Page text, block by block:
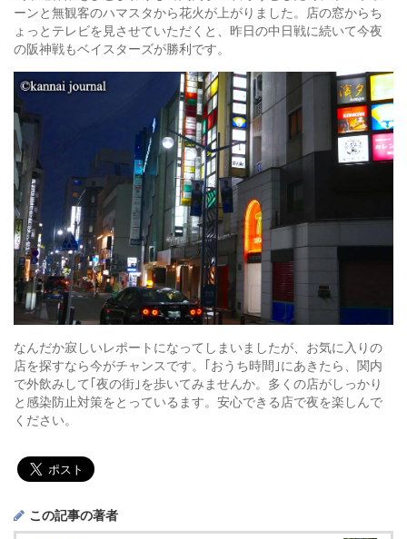
ーンと無観客のハマスタから花火が上がりました。店の窓からち
ょっとテレビを見させていただくと、昨日の中日戦に続いて今夜
の阪神戦もベイスターズが勝利です。
なんだか寂しいレポートになってしまいましたが、お気に入りの
店を探すなら今がチャンスです。｢おうち時間｣にあきたら、関内
で外飲みして｢夜の街｣を歩いてみませんか。多くの店がしっかり
と感染防止対策をとっているます。安心できる店で夜を楽しんで
ください。
この記事の著者